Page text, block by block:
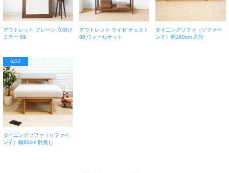
アウトレット プレーン 立掛け
ミラー 89
アウトレット ライゼ チェスト
80 ウォールナット
ダイニングソファ（ソファベ
ンチ）幅160cm 左肘
6/22
ダイニングソファ（ソファベ
ンチ）幅80cm 肘無し